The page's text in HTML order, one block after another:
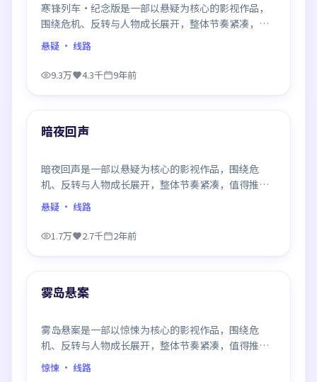
寒锋列车·纪念版是一部以悬疑为核心的影视作品，
围绕危机、反转与人物成长展开，整体节奏紧凑，值
得推荐观看。
悬疑 · 线路
9.3万 4.3千 9年前
最新
暗夜回声
暗夜回声是一部以悬疑为核心的影视作品，围绕危
机、反转与人物成长展开，整体节奏紧凑，值得推荐
观看。
悬疑 · 线路
1.7万 2.7千 2年前
最新
雾岛悬案
雾岛悬案是一部以惊悚为核心的影视作品，围绕危
机、反转与人物成长展开，整体节奏紧凑，值得推荐
观看。
惊悚 · 线路